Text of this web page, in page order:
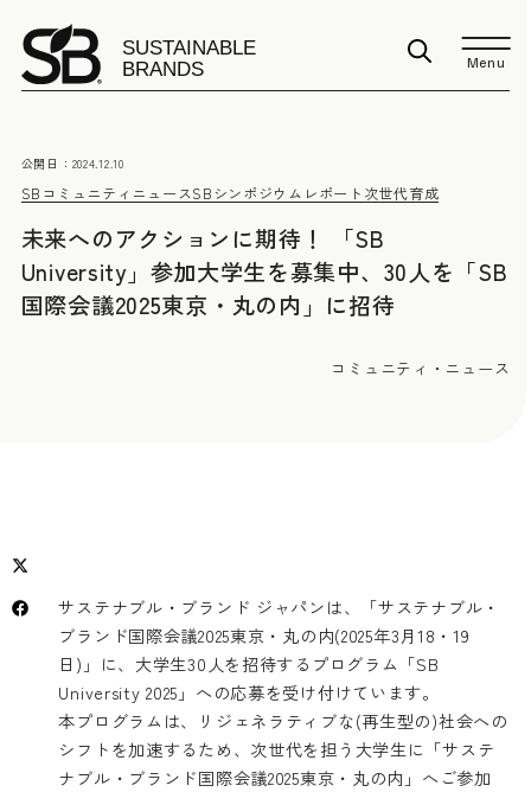
Menu
SBコミュニティニュースSBシンポジウムレポート 次世代育成
公開日： 2024.12.10
未来へのアクションに期待！ 「SB
University」参加大学生を募集中、30人を「SB
国際会議2025東京・丸の内」に招待
コミュニティ・ニュース
サステナブル・ブランド ジャパンは、「サステナブル・
ブランド国際会議2025東京・丸の内(2025年3月18・19
日)」に、大学生30人を招待するプログラム「SB
University 2025」への応募を受け付けています。
本プログラムは、リジェネラティブな(再生型の)社会への
シフトを加速するため、次世代を担う大学生に「サステ
ナブル・ブランド国際会議2025東京・丸の内」へご参加